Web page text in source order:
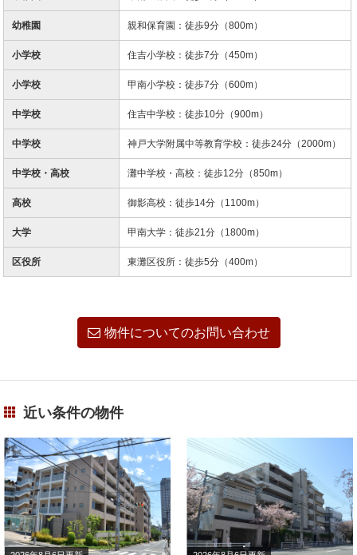
幼稚園 親和保育園：徒歩9分（800m）
小学校 住吉小学校：徒歩7分（450m）
小学校 甲南小学校：徒歩7分（600m）
中学校 住吉中学校：徒歩10分（900m）
中学校 神戸大学附属中等教育学校：徒歩24分（2000m）
中学校・高校 灘中学校・高校：徒歩12分（850m）
高校 御影高校：徒歩14分（1100m）
大学 甲南大学：徒歩21分（1800m）
区役所 東灘区役所：徒歩5分（400m）
物件についてのお問い合わせ
近い条件の物件